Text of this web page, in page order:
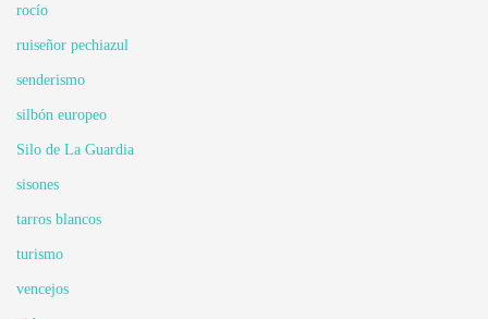
rocío
ruiseñor pechiazul
senderismo
silbón europeo
Silo de La Guardia
sisones
tarros blancos
turismo
vencejos